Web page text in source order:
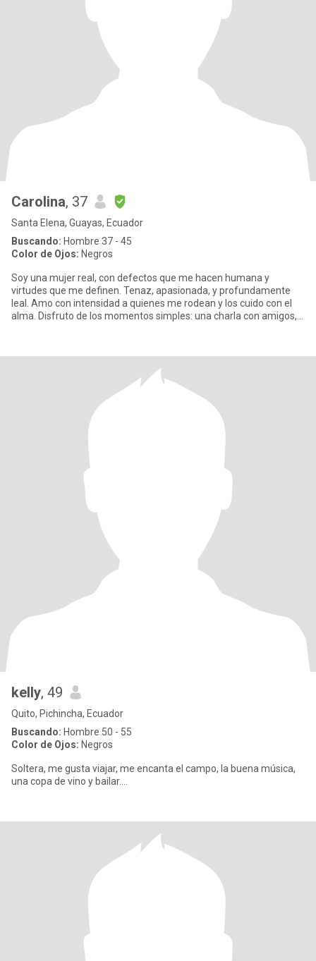
Carolina, 37
Santa Elena, Guayas, Ecuador
Buscando: Hombre 37 - 45
Color de Ojos: Negros
Soy una mujer real, con defectos que me hacen humana y
virtudes que me definen. Tenaz, apasionada, y profundamente
leal. Amo con intensidad a quienes me rodean y los cuido con el
alma. Disfruto de los momentos simples: una charla con amigos,
kelly, 49
Quito, Pichincha, Ecuador
Buscando: Hombre 50 - 55
Color de Ojos: Negros
Soltera, me gusta viajar, me encanta el campo, la buena música,
una copa de vino y bailar....